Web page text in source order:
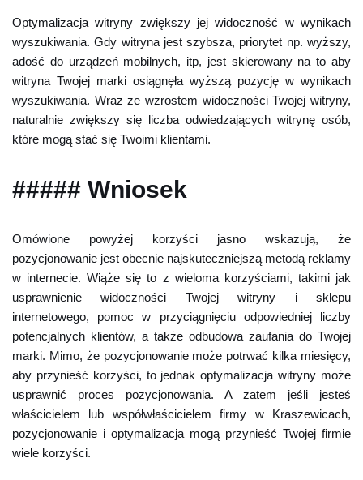
Optymalizacja witryny zwiększy jej widoczność w wynikach
wyszukiwania. Gdy witryna jest szybsza, priorytet np. wyższy,
adość do urządzeń mobilnych, itp, jest skierowany na to aby
witryna Twojej marki osiągnęła wyższą pozycję w wynikach
wyszukiwania. Wraz ze wzrostem widoczności Twojej witryny,
naturalnie zwiększy się liczba odwiedzających witrynę osób,
które mogą stać się Twoimi klientami.
##### Wniosek
Omówione powyżej korzyści jasno wskazują, że
pozycjonowanie jest obecnie najskuteczniejszą metodą reklamy
w internecie. Wiąże się to z wieloma korzyściami, takimi jak
usprawnienie widoczności Twojej witryny i sklepu
internetowego, pomoc w przyciągnięciu odpowiedniej liczby
potencjalnych klientów, a także odbudowa zaufania do Twojej
marki. Mimo, że pozycjonowanie może potrwać kilka miesięcy,
aby przynieść korzyści, to jednak optymalizacja witryny może
usprawnić proces pozycjonowania. A zatem jeśli jesteś
właścicielem lub współwłaścicielem firmy w Kraszewicach,
pozycjonowanie i optymalizacja mogą przynieść Twojej firmie
wiele korzyści.